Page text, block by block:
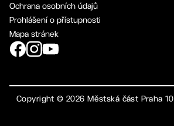
Ochrana osobních údajů
Prohlášení o přístupnosti
Mapa stránek
Copyright ©2026 Městská část Praha 10